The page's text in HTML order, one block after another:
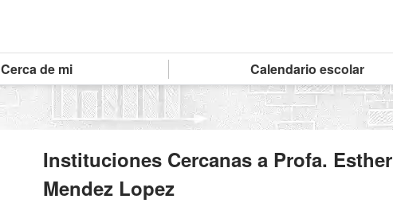
Cerca de mi Calendario escolar
Instituciones Cercanas a Profa. Esther
Mendez Lopez